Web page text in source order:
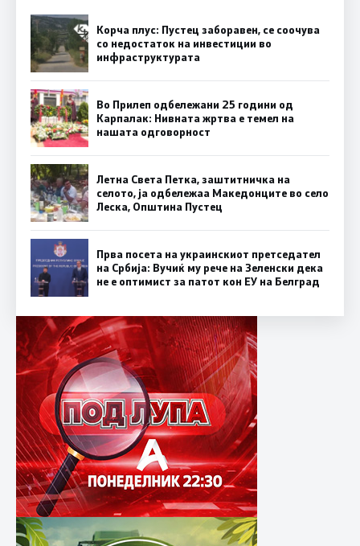
Корча плус: Пустец заборавен, се соочува
со недостаток на инвестиции во
инфраструктурата
Во Прилеп одбележани 25 години од
Карпалак: Нивната жртва е темел на
нашата одговорност
Летна Света Петка, заштитничка на
селото, ја одбележаа Македонците во село
Леска, Општина Пустец
Прва посета на украинскиот претседател
на Србија: Вучиќ му рече на Зеленски дека
не е оптимист за патот кон ЕУ на Белград